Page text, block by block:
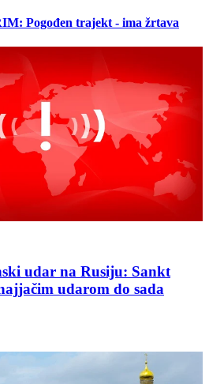
Pogođen trajekt - ima žrtava
udar na Rusiju: Sankt
udarom do sada